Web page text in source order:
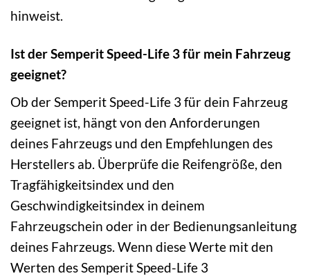
hinweist.
Ist der Semperit Speed-Life 3 für mein Fahrzeug
geeignet?
Ob der Semperit Speed-Life 3 für dein Fahrzeug
geeignet ist, hängt von den Anforderungen
deines Fahrzeugs und den Empfehlungen des
Herstellers ab. Überprüfe die Reifengröße, den
Tragfähigkeitsindex und den
Geschwindigkeitsindex in deinem
Fahrzeugschein oder in der Bedienungsanleitung
deines Fahrzeugs. Wenn diese Werte mit den
Werten des Semperit Speed-Life 3